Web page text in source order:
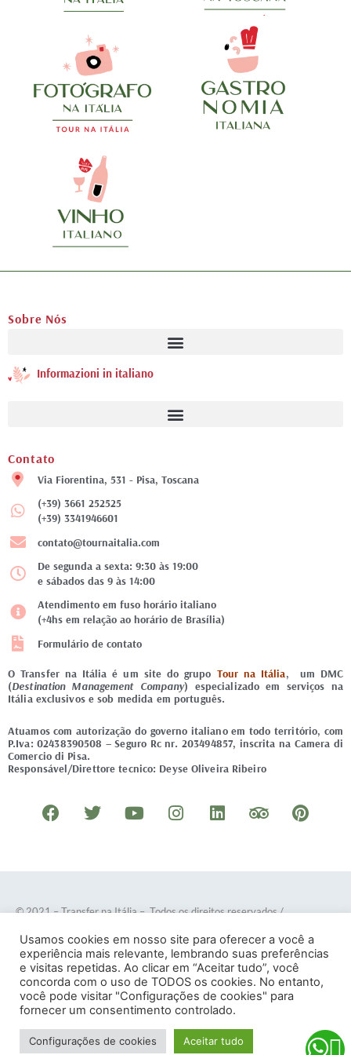
Sobre Nós
Informazioni in italiano
Contato
Via Fiorentina, 531 - Pisa, Toscana
(+39) 3661 252525
(+39) 3341946601
contato@tournaitalia.com
De segunda a sexta: 9:30 às 19:00
e sábados das 9 às 14:00
Atendimento em fuso horário italiano
(+4hs em relação ao horário de Brasília)
Formulário de contato
O Transfer na Itália é um site do grupo Tour na Itália, um DMC
(Destination Management Company) especializado em serviços na
Itália exclusivos e sob medida em português.
Atuamos com autorização do governo italiano em todo território, com
P.Iva: 02438390508 – Seguro Rc nr. 203494857, inscrita na Camera di
Comercio di Pisa.
Responsável/Direttore tecnico: Deyse Oliveira Ribeiro
F
a
e
o
k
T
w
t
e
r
Y
o
t
b
I
n
t
g
r
a
m
L
i
k
d
n
T
r
p
d
i
s
o
P
i
t
r
e
s
© 2021 – Transfer na Itália – Todos os direitos reservados/
Termos e Condições–Política de Privacidade
Usamos cookies em nosso site para oferecer a você a
experiência mais relevante, lembrando suas preferências
e visitas repetidas. Ao clicar em “Aceitar tudo”, você
concorda com o uso de TODOS os cookies. No entanto,
você pode visitar "Configurações de cookies" para
fornecer um consentimento controlado.
Configurações de cookies Aceitar tudo